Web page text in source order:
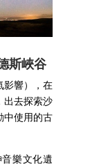
斯峽谷
影響），在
出去探索沙
中使用的古
樂文化遺